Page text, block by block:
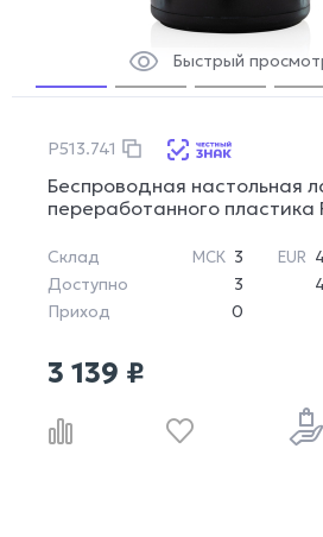
Быстрый
P513.741
Беспроводная настольная
переработанного пластика
Склад МСК 3 EUR
Доступно
3
Приход
0
3 139 ₽